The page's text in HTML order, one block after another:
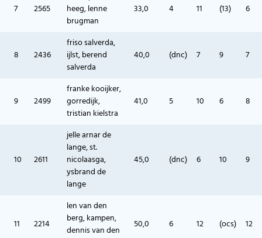
7 2565
heeg, lenne
brugman
33,0 4 11 (13) 6
8 2436
friso salverda,
ijlst, berend
salverda
40,0 (dnc) 7 9 7
9 2499
franke kooijker,
gorredijk,
tristian kielstra
41,0 5 10 6 8
10 2611
jelle arnar de
lange, st.
nicolaasga,
ysbrand de
lange
45,0 (dnc) 6 10 9
11 2214
len van den
berg, kampen,
dennis van den
50,0 6 12 (ocs) 12